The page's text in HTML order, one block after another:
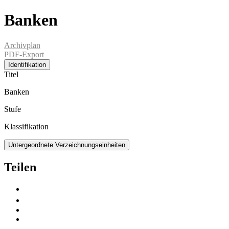
Banken
Archivplan
PDF-Export
Identifikation
Titel
Banken
Stufe
Klassifikation
Untergeordnete Verzeichnungseinheiten
Teilen